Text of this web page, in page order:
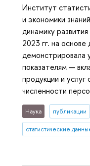
Институт
и экономики
динамику
2023 гг. на
демонстрировала
показателям —
продукции и
численности
Наука публикации
статистические